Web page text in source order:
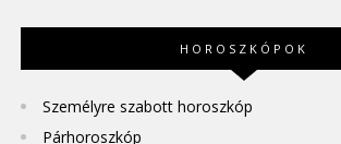
HOROSZKÓPOK
Személyre szabott horoszkóp
Párhoroszkóp